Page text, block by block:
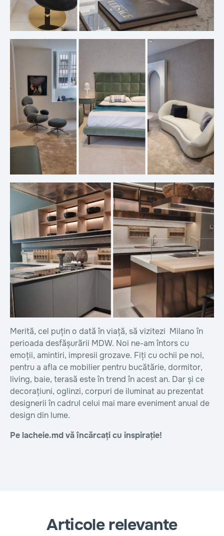
Merită, cel puțin o dată în viață, să vizitezi Milano în
perioada desfășurării MDW. Noi ne-am întors cu
emoții, amintiri, impresii grozave. Fiți cu ochii pe noi,
pentru a afla ce mobilier pentru bucătărie, dormitor,
living, baie, terasă este în trend în acest an. Dar și ce
decorațiuni, oglinzi, corpuri de iluminat au prezentat
designerii în cadrul celui mai mare eveniment anual de
design din lume.
Pe lacheie.md vă încărcați cu inspirație!
Articole relevante